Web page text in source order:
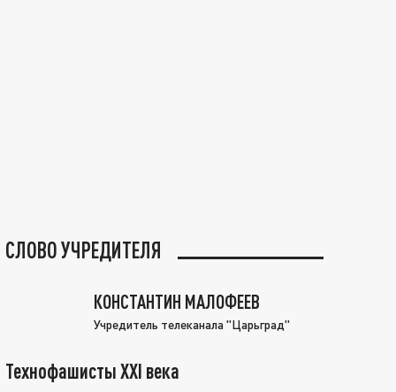
СЛОВО УЧРЕДИТЕЛЯ
КОНСТАНТИН МАЛОФЕЕВ
Учредитель телеканала "Царьград"
Технофашисты XXI века